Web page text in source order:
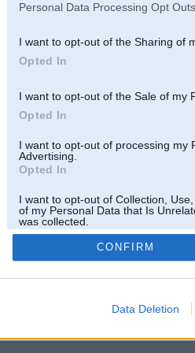
Personal Data Processing Opt Outs
I want to opt-out of the Sharing of
Opted In
I want to opt-out of the Sale of my
Opted In
I want to opt-out of processing my
Advertising.
Opted In
I want to opt-out of Collection,
of my Personal Data that Is
was collected.
Opted Out
CONFIRM
Data Deletion
nav auto klubs un nav saistīts ar